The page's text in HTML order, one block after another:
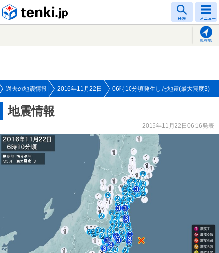
検索 メニュー
現在地
過去の地震情報 2016年11月22日 06時10分頃発生した地震(最大震度3)
地震情報
2016年11月22日06:16発表